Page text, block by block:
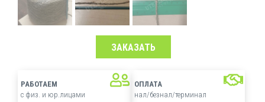
ЗАКАЗАТЬ
РАБОТАЕМ
с физ. и юр.лицами
ОПЛАТА
нал/безнал/терминал